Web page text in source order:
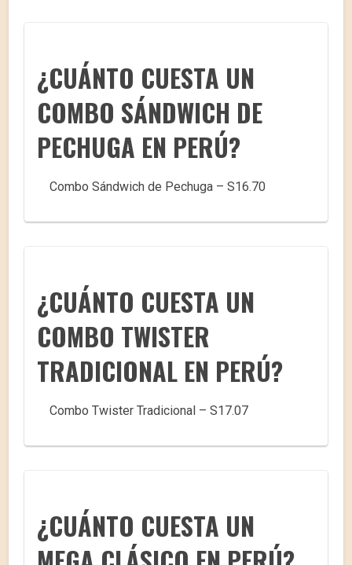
¿CUÁNTO CUESTA UN
COMBO SÁNDWICH DE
PECHUGA EN PERÚ?
Combo Sándwich de Pechuga – S16.70
¿CUÁNTO CUESTA UN
COMBO TWISTER
TRADICIONAL EN PERÚ?
Combo Twister Tradicional – S17.07
¿CUÁNTO CUESTA UN